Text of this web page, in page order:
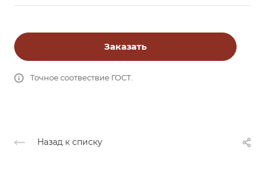
Заказать
Точное соотвествие ГОСТ.
Назад к списку